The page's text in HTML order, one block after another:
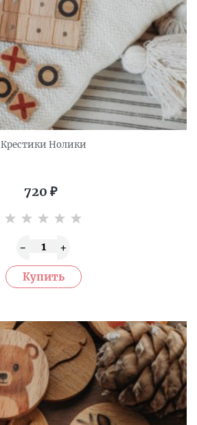
Крестики Нолики
720 ₽